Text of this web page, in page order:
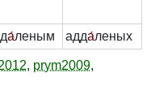
а́леным адда́леных
, prym2009,